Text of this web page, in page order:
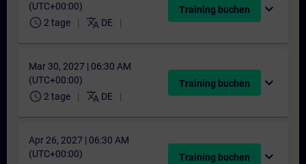
(UTC+00:00)
schedule 2 tage translate DE
Training buchen expand_more
Mar 30, 2027 | 06:30 AM
(UTC+00:00)
schedule 2 tage translate DE
Training buchen expand_more
Apr 26, 2027 | 06:30 AM
(UTC+00:00)
Training buchen expand_more